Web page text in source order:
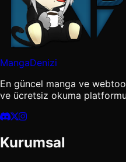
MangaDenizi
En güncel manga ve
ve ücretsiz okuma
Kurumsal